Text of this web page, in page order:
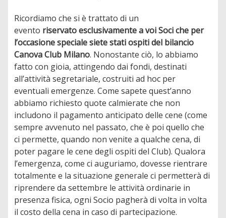
Ricordiamo che si è trattato di un
evento riservato esclusivamente a voi Soci che per
l’occasione speciale siete stati ospiti del bilancio
Canova Club Milano. Nonostante ciò, lo abbiamo
fatto con gioia, attingendo dai fondi, destinati
all’attività segretariale, costruiti ad hoc per
eventuali emergenze. Come sapete quest’anno
abbiamo richiesto quote calmierate che non
includono il pagamento anticipato delle cene (come
sempre avvenuto nel passato, che è poi quello che
ci permette, quando non venite a qualche cena, di
poter pagare le cene degli ospiti del Club). Qualora
l’emergenza, come ci auguriamo, dovesse rientrare
totalmente e la situazione generale ci permetterà di
riprendere da settembre le attività ordinarie in
presenza fisica, ogni Socio pagherà di volta in volta
il costo della cena in caso di partecipazione.